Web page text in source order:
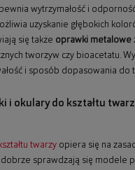
wytrzymałość i
uzyskanie głębokich
się także oprawki metalowe
tworzyw czy bioacetatu.
i sposób dopasowania do
i okulary do kształtu
twarzy opiera się na
dobrze sprawdzają się modele